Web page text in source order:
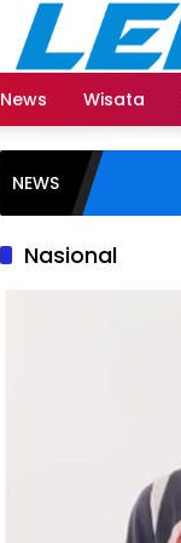
News
Wisata
NEWS
Nasional